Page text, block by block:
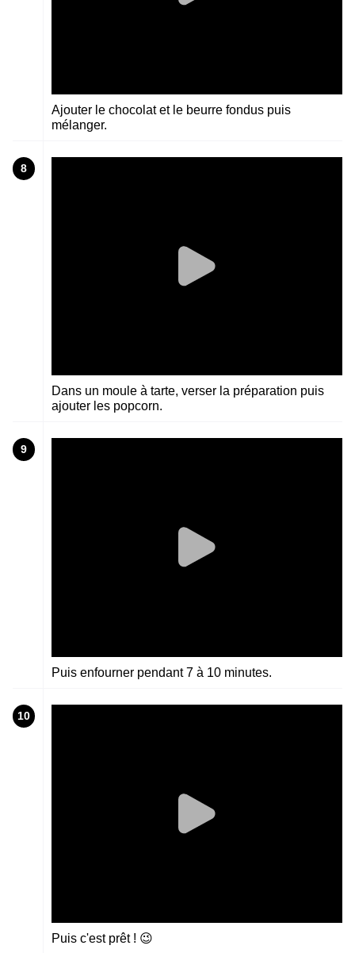
Ajouter le chocolat et le beurre fondus puis
mélanger.
8
Dans un moule à tarte, verser la préparation puis
ajouter les popcorn.
9
Puis enfourner pendant 7 à 10 minutes.
10
Puis c'est prêt ! 😉